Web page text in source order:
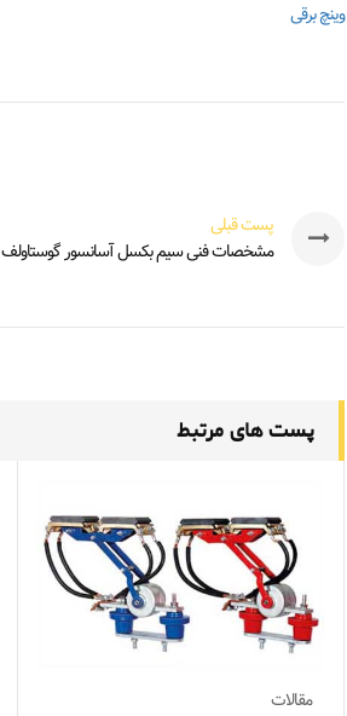
وینچ برقی
پست قبلی
مشخصات فنی سیم بکسل آسانسور گوستاولف
پست های مرتبط
مقالات